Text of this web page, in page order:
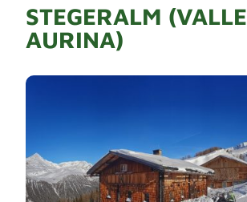
STEGERALM (VALLE
AURINA)